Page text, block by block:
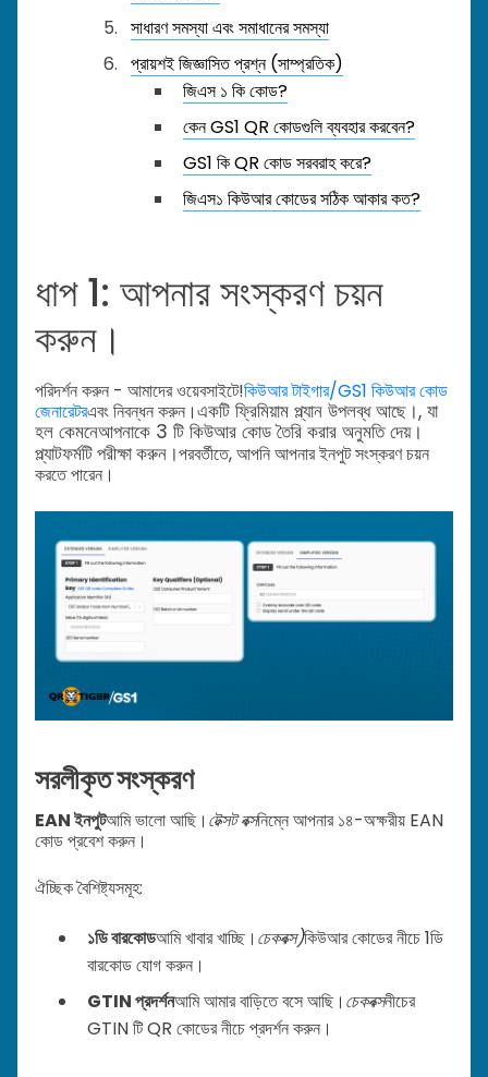
সাধারণ সমস্যা এবং সমাধানের সমস্যা
প্রায়শই জিজ্ঞাসিত প্রশ্ন (সাম্প্রতিক)
জিএস ১ কি কোড?
কেন GS1 QR কোডগুলি ব্যবহার করবেন?
GS1 কি QR কোড সরবরাহ করে?
জিএস১ কিউআর কোডের সঠিক আকার কত?
ধাপ 1: আপনার সংস্করণ চয়ন
করুন।
পরিদর্শন করুন - আমাদের ওয়েবসাইটে!কিউআর টাইগার/GS1 কিউআর কোড
জেনারেটরএবং নিবন্ধন করুন।একটি ফ্রিমিয়াম প্ল্যান উপলব্ধ আছে।, যা
হল কেমনেআপনাকে 3 টি কিউআর কোড তৈরি করার অনুমতি দেয়।
প্ল্যাটফর্মটি পরীক্ষা করুন।পরবর্তীতে, আপনি আপনার ইনপুট সংস্করণ চয়ন
করতে পারেন।
সরলীকৃত সংস্করণ
EAN ইনপুটআমি ভালো আছি। টেক্সট বক্সনিম্নে আপনার ১৪-অক্ষরীয় EAN
কোড প্রবেশ করুন।
ঐচ্ছিক বৈশিষ্ট্যসমূহ:
১ডি বারকোডআমি খাবার খাচ্ছি। চেকবক্স)কিউআর কোডের নীচে 1ডি
বারকোড যোগ করুন।
GTIN প্রদর্শনআমি আমার বাড়িতে বসে আছি। চেকবক্সনীচের
GTIN টি QR কোডের নীচে প্রদর্শন করুন।